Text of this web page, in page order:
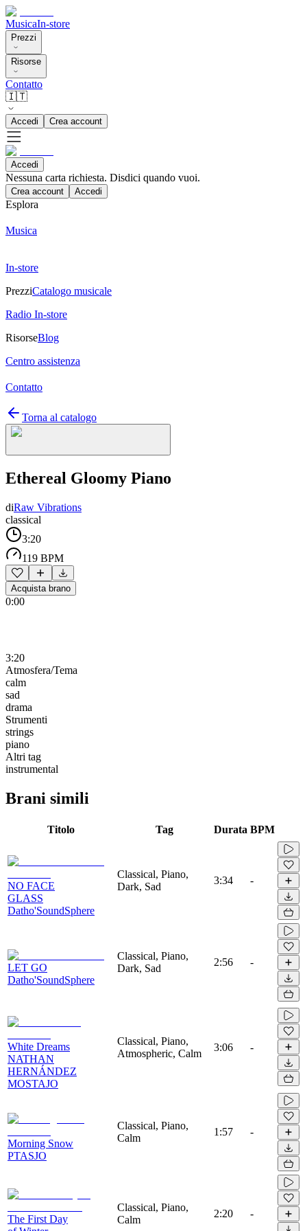
MusicaIn-store
Prezzi
Risorse
Contatto
🇮🇹
Accedi Crea account
Accedi
Nessuna carta richiesta. Disdici quando vuoi.
Crea account Accedi
Esplora
Musica
In-store
PrezziCatalogo musicale
Radio In-store
RisorseBlog
Centro assistenza
Contatto
Torna al catalogo
Ethereal Gloomy Piano
diRaw Vibrations
classical
3:20
119 BPM
Acquista brano
0:00
3:20
Atmosfera/Tema
calm
sad
drama
Strumenti
strings
piano
Altri tag
instrumental
Brani simili
Titolo Tag Durata BPM
NO FACE
GLASS
Datho'SoundSphere
Classical, Piano,
Dark, Sad
3:34 -
LET GO
Datho'SoundSphere
Classical, Piano,
Dark, Sad
2:56 -
White Dreams
NATHAN
HERNÁNDEZ
MOSTAJO
Classical, Piano,
Atmospheric, Calm
3:06 -
Morning Snow
PTASJO
Classical, Piano,
Calm
1:57 -
The First Day
Classical, Piano,
Calm
2:20 -